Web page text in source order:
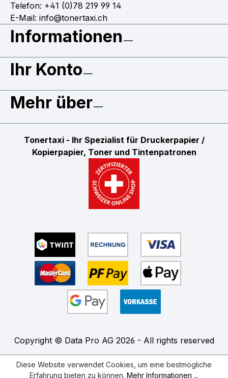
Telefon: +41 (0)78 219 99 14
E-Mail: info@tonertaxi.ch
Informationen
Ihr Konto
Mehr über
Tonertaxi - Ihr Spezialist für Druckerpapier /
Kopierpapier, Toner und Tintenpatronen
Copyright © Data Pro AG 2026 - All rights reserved
Diese Website verwendet Cookies, um eine bestmögliche
Erfahrung bieten zu können. Mehr Informationen ...